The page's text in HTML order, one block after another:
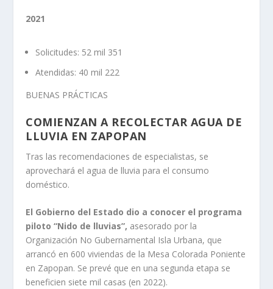
2021
Solicitudes: 52 mil 351
Atendidas: 40 mil 222
BUENAS PRÁCTICAS
COMIENZAN A RECOLECTAR AGUA DE
LLUVIA EN ZAPOPAN
Tras las recomendaciones de especialistas, se
aprovechará el agua de lluvia para el consumo
doméstico.
El Gobierno del Estado dio a conocer el programa
piloto “Nido de lluvias”, asesorado por la
Organización No Gubernamental Isla Urbana, que
arrancó en 600 viviendas de la Mesa Colorada Poniente
en Zapopan. Se prevé que en una segunda etapa se
beneficien siete mil casas (en 2022).